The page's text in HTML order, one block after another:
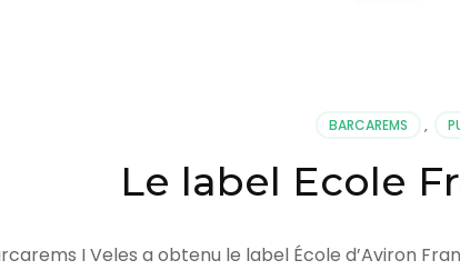
BARCAREMS ,
Le label Ecole
I Veles a obtenu le label École d’Aviron